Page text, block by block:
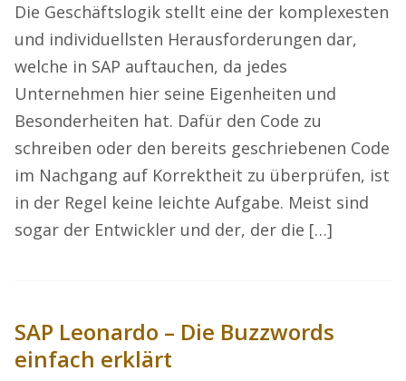
Die Geschäftslogik stellt eine der komplexesten
und individuellsten Herausforderungen dar,
welche in SAP auftauchen, da jedes
Unternehmen hier seine Eigenheiten und
Besonderheiten hat. Dafür den Code zu
schreiben oder den bereits geschriebenen Code
im Nachgang auf Korrektheit zu überprüfen, ist
in der Regel keine leichte Aufgabe. Meist sind
sogar der Entwickler und der, der die […]
SAP Leonardo – Die Buzzwords
einfach erklärt